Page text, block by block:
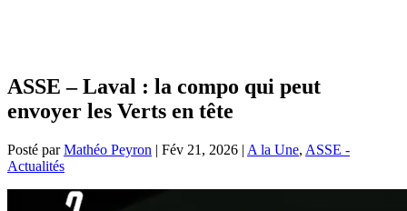
ASSE – Laval : la compo qui peut
envoyer les Verts en tête
Posté parMathéo Peyron | Fév 21, 2026 | A la Une, ASSE -
Actualités